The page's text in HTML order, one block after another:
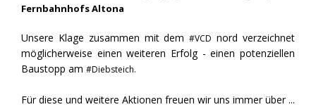
Fernbahnhofs Altona
Unsere Klage zusammen mit dem#VCD nord verzeichnet
möglicherweise einen weiteren Erfolg - einen potenziellen
Baustopp am #Diebsteich.
Für diese und weitere Aktionen freuen wir uns immer über ...